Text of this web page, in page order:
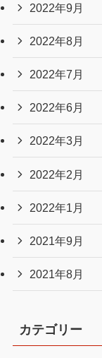
2022年9月
2022年8月
2022年7月
2022年6月
2022年3月
2022年2月
2022年1月
2021年9月
2021年8月
カテゴリー